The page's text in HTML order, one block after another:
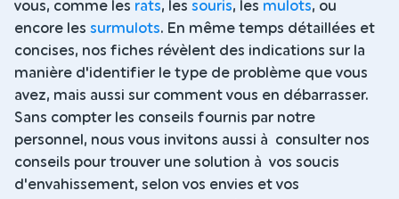
vous, comme les rats, les souris, les mulots, ou
encore les surmulots. En même temps détaillées et
concises, nos fiches révèlent des indications sur la
manière d'identifier le type de problème que vous
avez, mais aussi sur comment vous en débarrasser.
Sans compter les conseils fournis par notre
personnel, nous vous invitons aussi à consulter nos
conseils pour trouver une solution à vos soucis
d'envahissement, selon vos envies et vos